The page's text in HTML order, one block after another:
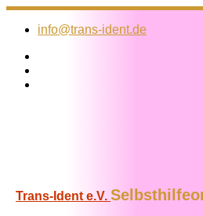
Zum
Inhalt
info@trans-ident.de
Trans-Ident e.V.